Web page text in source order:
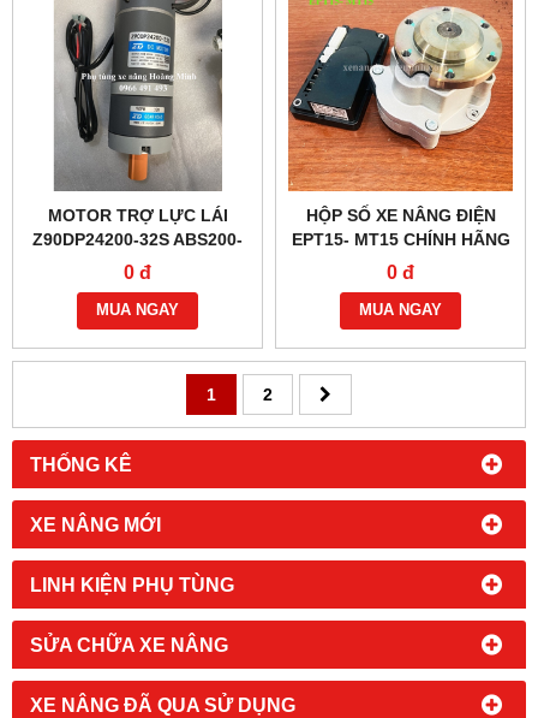
THỐNG KÊ
XE NÂNG MỚI
LINH KIỆN PHỤ TÙNG
SỬA CHỮA XE NÂNG
XE NÂNG ĐÃ QUA SỬ DỤNG
MOTOR TRỢ LỰC LÁI
Z90DP24200-32S ABS200-
116000-G00
0 đ
MUA NGAY
HỘP SỐ XE NÂNG ĐIỆN
EPT15- MT15 CHÍNH HÃNG
0 đ
MUA NGAY
1 2